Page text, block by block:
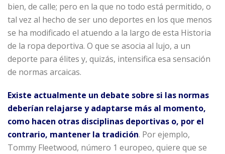
bien, de calle; pero en la que no todo está permitido, o
tal vez al hecho de ser uno deportes en los que menos
se ha modificado el atuendo a la largo de esta Historia
de la ropa deportiva. O que se asocia al lujo, a un
deporte para élites y, quizás, intensifica esa sensación
de normas arcaicas.
Existe actualmente un debate sobre si las normas
deberían relajarse y adaptarse más al momento,
como hacen otras disciplinas deportivas o, por el
contrario, mantener la tradición. Por ejemplo,
Tommy Fleetwood, número 1 europeo, quiere que se